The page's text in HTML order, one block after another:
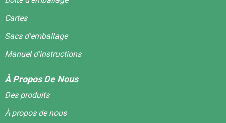
Cartes
Sacs d'emballage
Manuel d'instructions
À Propos De Nous
Des produits
À propos de nous